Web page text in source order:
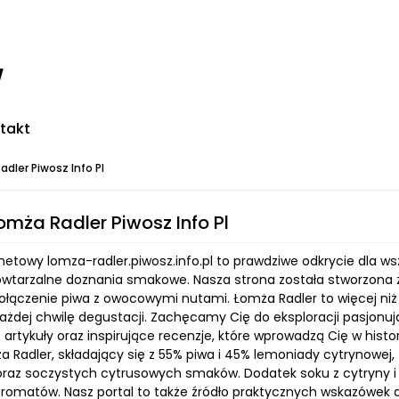
Piwosz Info Pl
Radler Piwosz Info Pl
lomza-radler.piwosz.info.pl to prawdziwe odkrycie dla
doznania smakowe. Nasza strona została
piwa z owocowymi nutami. Łomża Radler to więcej
chwilę degustacji. Zachęcamy Cię do eksploracji
oraz inspirujące recenzje, które wprowadzą Cię w
Radler, składający się z 55% piwa i 45% lemoniady
soczystych cytrusowych smaków. Dodatek soku z cytryny i
Nasz portal to także źródło praktycznych